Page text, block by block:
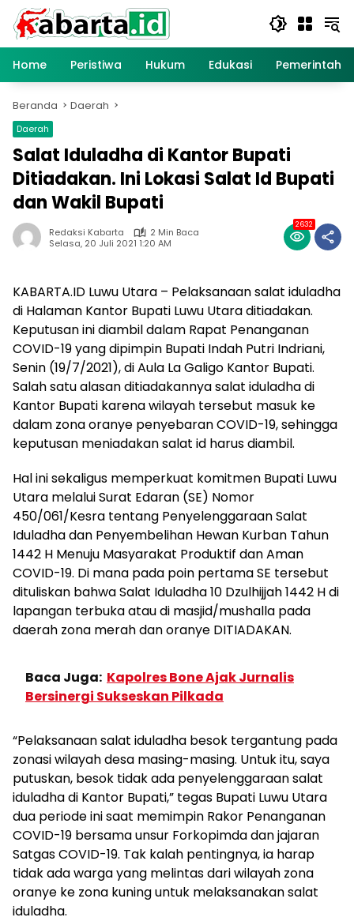
Langsung
konten
Home
Peristiwa Hukum Edukasi
Beranda Daerah
Daerah
Salat Iduladha di Kantor Bupati
Ditiadakan. Ini Lokasi Salat Id Bupati
dan Wakil Bupati
Redaksi Kabarta
2 Min Baca
Selasa, 20 Juli 2021 1:20 AM
2632
KABARTA.ID Luwu Utara – Pelaksanaan salat iduladha
di Halaman Kantor Bupati Luwu Utara ditiadakan.
Keputusan ini diambil dalam Rapat Penanganan
COVID-19 yang dipimpin Bupati Indah Putri Indriani,
Senin (19/7/2021), di Aula La Galigo Kantor Bupati.
Salah satu alasan ditiadakannya salat iduladha di
Kantor Bupati karena wilayah tersebut masuk ke
dalam zona oranye penyebaran COVID-19, sehingga
keputusan meniadakan salat id harus diambil.
Hal ini sekaligus memperkuat komitmen Bupati Luwu
Utara melalui Surat Edaran (SE) Nomor
450/061/Kesra tentang Penyelenggaraan Salat
Iduladha dan Penyembelihan Hewan Kurban Tahun
1442 H Menuju Masyarakat Produktif dan Aman
COVID-19. Di mana pada poin pertama SE tersebut
dituliskan bahwa Salat Iduladha 10 Dzulhijjah 1442 H di
lapangan terbuka atau di masjid/mushalla pada
daerah zona merah dan oranye DITIADAKAN.
Baca Juga: Kapolres Bone Ajak Jurnalis
Bersinergi Sukseskan Pilkada
“Pelaksanaan salat iduladha besok tergantung pada
zonasi wilayah desa masing-masing. Untuk itu, saya
putuskan, besok tidak ada penyelenggaraan salat
iduladha di Kantor Bupati,” tegas Bupati Luwu Utara
dua periode ini saat memimpin Rakor Penanganan
COVID-19 bersama unsur Forkopimda dan jajaran
Satgas COVID-19. Tak kalah pentingnya, ia harap
tidak ada warga yang melintas dari wilayah zona
oranye ke zona kuning untuk melaksanakan salat
iduladha.